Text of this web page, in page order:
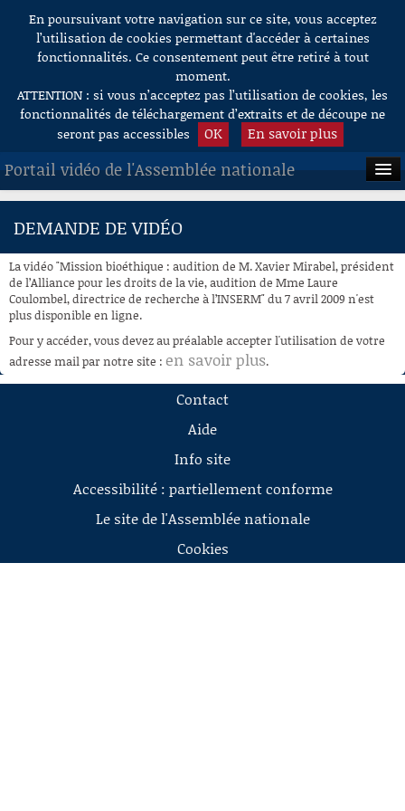
Aller au contenu
En poursuivant votre navigation sur ce site, vous acceptez
l’utilisation de cookies permettant d'accéder à certaines
fonctionnalités. Ce consentement peut être retiré à tout
moment.
ATTENTION : si vous n’acceptez pas l’utilisation de cookies, les
fonctionnalités de téléchargement d’extraits et de découpe ne
seront pas accessibles
OK En savoir plus
Portail vidéo de l'Assemblée nationale
ACCUEIL
À LA DEMANDE
RECHERCHE
AIDE À LA DÉCOUPE
DE VIDÉOS
DEMANDE DE VIDÉO
La vidéo "Mission bioéthique : audition de M. Xavier Mirabel, président
de l’Alliance pour les droits de la vie, audition de Mme Laure
Coulombel, directrice de recherche à l’INSERM" du 7 avril 2009 n'est
plus disponible en ligne.
Pour y accéder, vous devez au préalable accepter l'utilisation de votre
adresse mail par notre site : en savoir plus.
Contact
Aide
Info site
Accessibilité : partiellement conforme
Le site de l'Assemblée nationale
Cookies